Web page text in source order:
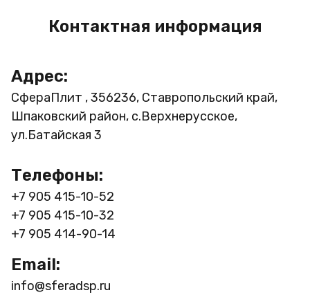
Контактная информация
Адрес:
СфераПлит , 356236, Ставропольский край,
Шпаковский район, с.Верхнерусское,
ул.Батайская 3
Телефоны:
+7 905 415-10-52
+7 905 415-10-32
+7 905 414-90-14
Email:
info@sferadsp.ru